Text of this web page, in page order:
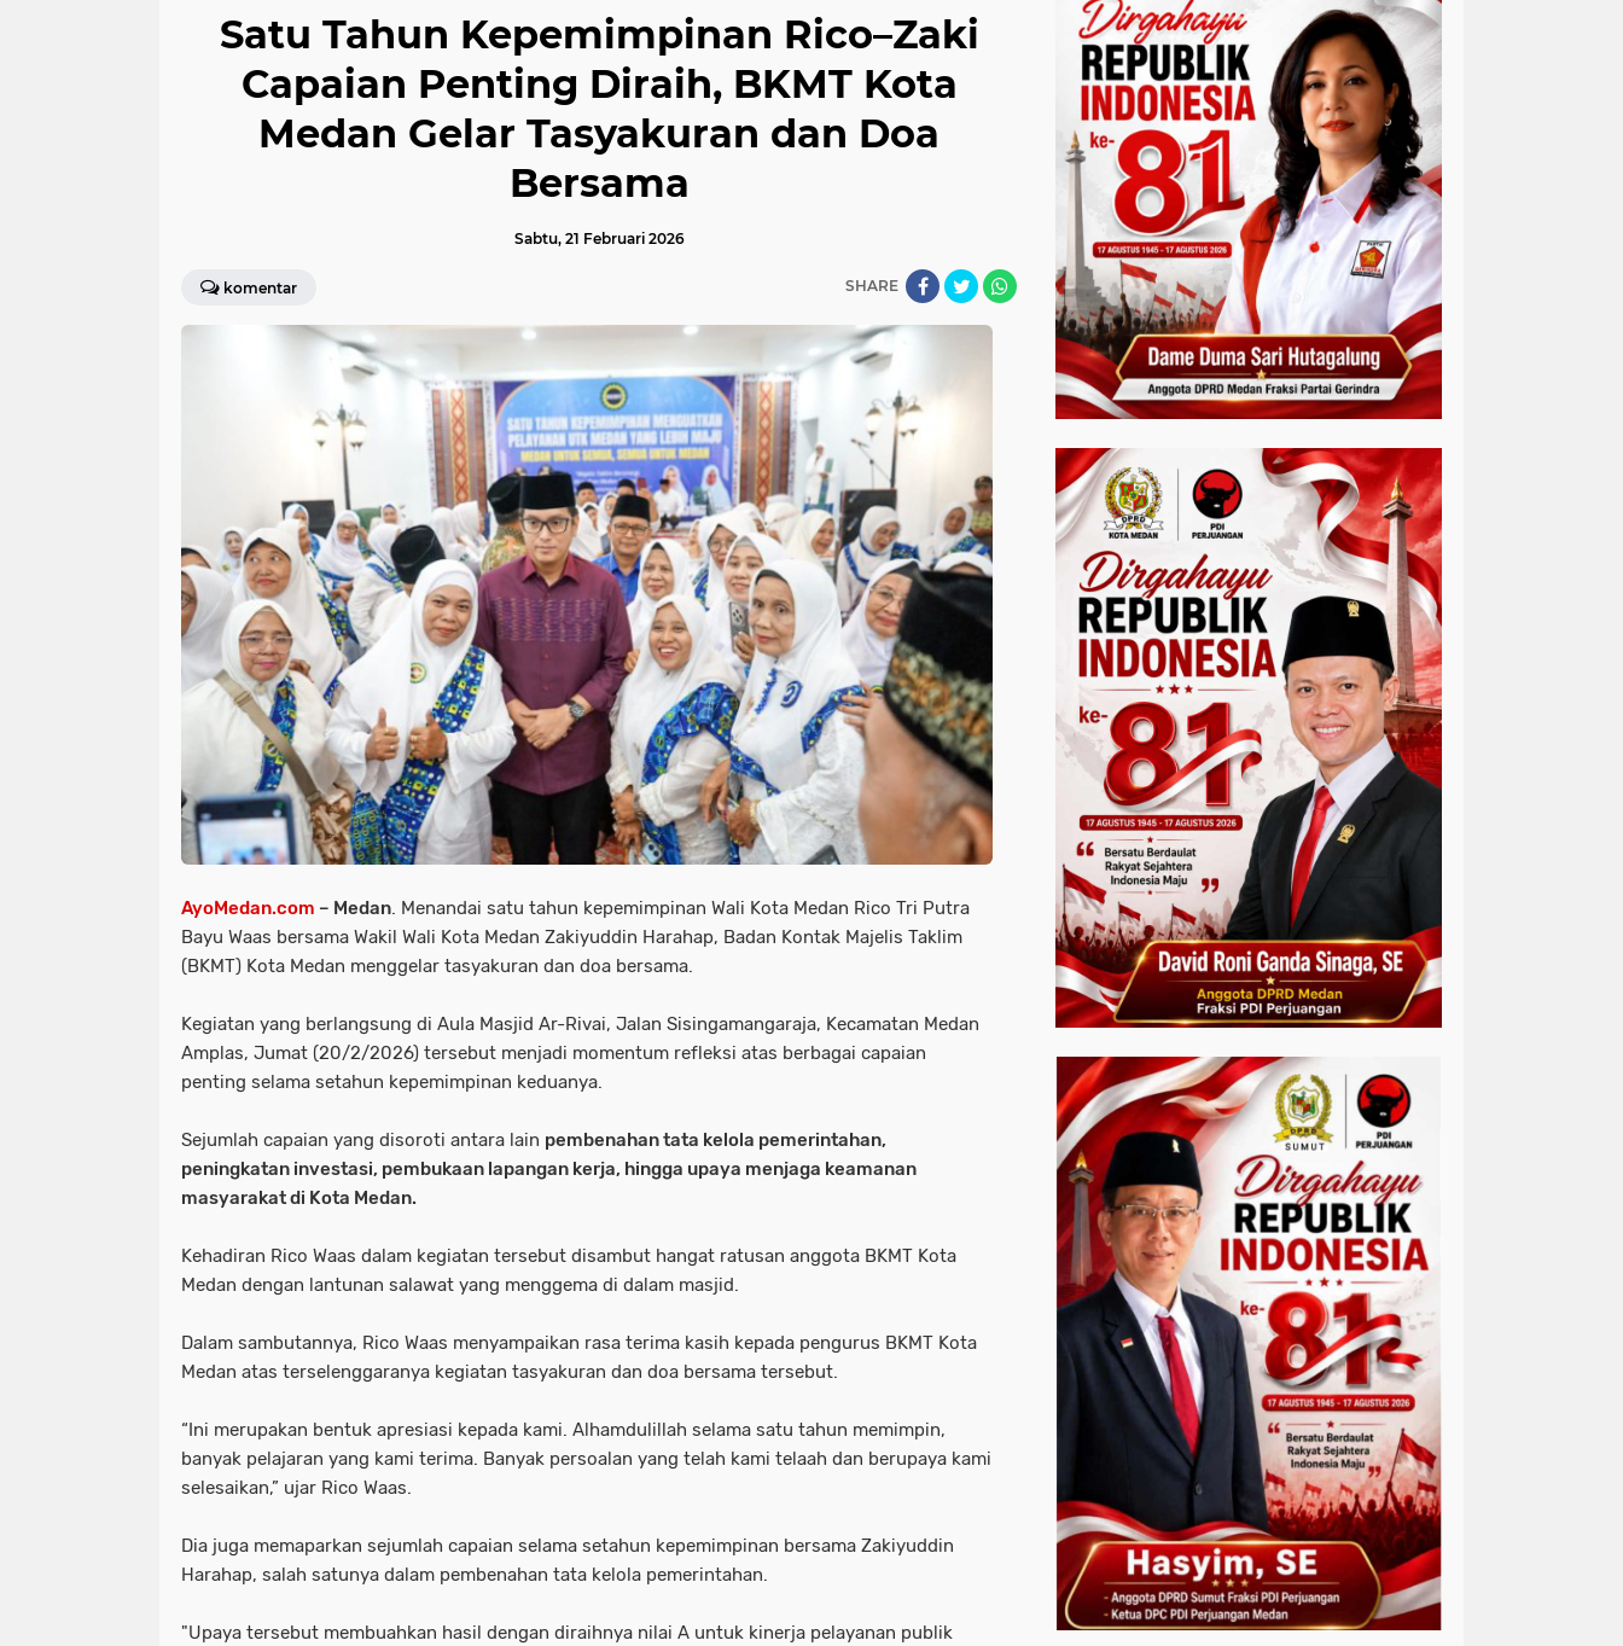
Satu Tahun Kepemimpinan Rico–Zaki
Capaian Penting Diraih, BKMT Kota
Medan Gelar Tasyakuran dan Doa
Bersama
Sabtu, 21 Februari 2026
komentar SHARE
AyoMedan.com – Medan. Menandai satu tahun kepemimpinan Wali Kota Medan Rico Tri Putra
Bayu Waas bersama Wakil Wali Kota Medan Zakiyuddin Harahap, Badan Kontak Majelis Taklim
(BKMT) Kota Medan menggelar tasyakuran dan doa bersama.
Kegiatan yang berlangsung di Aula Masjid Ar-Rivai, Jalan Sisingamangaraja, Kecamatan Medan
Amplas, Jumat (20/2/2026) tersebut menjadi momentum refleksi atas berbagai capaian
penting selama setahun kepemimpinan keduanya.
Sejumlah capaian yang disoroti antara lain pembenahan tata kelola pemerintahan,
peningkatan investasi, pembukaan lapangan kerja, hingga upaya menjaga keamanan
masyarakat di Kota Medan.
Kehadiran Rico Waas dalam kegiatan tersebut disambut hangat ratusan anggota BKMT Kota
Medan dengan lantunan salawat yang menggema di dalam masjid.
Dalam sambutannya, Rico Waas menyampaikan rasa terima kasih kepada pengurus BKMT Kota
Medan atas terselenggaranya kegiatan tasyakuran dan doa bersama tersebut.
“Ini merupakan bentuk apresiasi kepada kami. Alhamdulillah selama satu tahun memimpin,
banyak pelajaran yang kami terima. Banyak persoalan yang telah kami telaah dan berupaya kami
selesaikan,” ujar Rico Waas.
Dia juga memaparkan sejumlah capaian selama setahun kepemimpinan bersama Zakiyuddin
Harahap, salah satunya dalam pembenahan tata kelola pemerintahan.
"Upaya tersebut membuahkan hasil dengan diraihnya nilai A untuk kinerja pelayanan publik